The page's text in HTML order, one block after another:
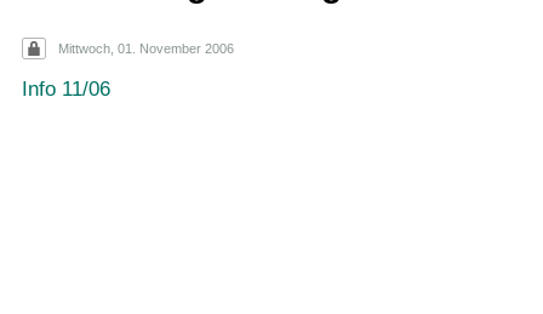
Mittwoch, 01. November 2006
Info 11/06